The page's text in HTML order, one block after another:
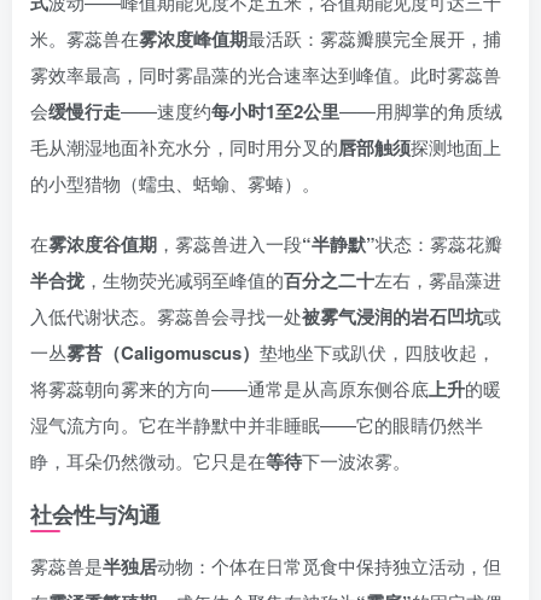
米。雾蕊兽在雾浓度峰值期最活跃：雾蕊瓣膜完全展开，捕
雾效率最高，同时雾晶藻的光合速率达到峰值。此时雾蕊兽
会缓慢行走——速度约每小时1至2公里——用脚掌的角质绒
毛从潮湿地面补充水分，同时用分叉的唇部触须探测地面上
的小型猎物（蠕虫、蛞蝓、雾蝽）。
在雾浓度谷值期 ，雾蕊兽进入一段“半静默”状态：雾蕊花瓣
半合拢 ，生物荧光减弱至峰值的百分之二十左右，雾晶藻进
入低代谢状态。雾蕊兽会寻找一处被雾气浸润的岩石凹坑或
一丛雾苔（Caligomuscus） 垫地坐下或趴伏，四肢收起，
将雾蕊朝向雾来的方向——通常是从高原东侧谷底上升的暖
湿气流方向。它在半静默中并非睡眠——它的眼睛仍然半
睁，耳朵仍然微动。它只是在等待下一波浓雾。
社会性与沟通
雾蕊兽是半独居动物：个体在日常觅食中保持独立活动，但